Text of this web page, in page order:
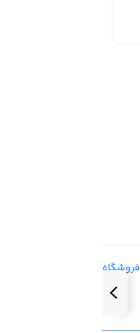
فروشگاه اینستاگرام